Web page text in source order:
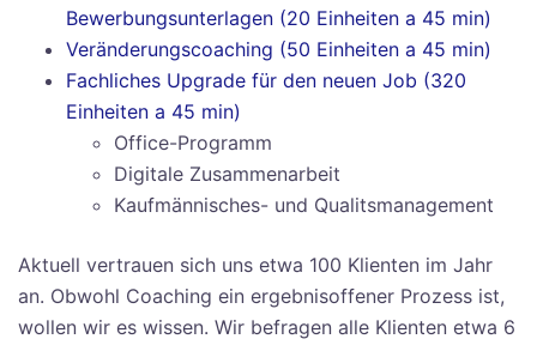
Bewerbungsunterlagen (20 Einheiten a 45 min)
Veränderungscoaching (50 Einheiten a 45 min)
Fachliches Upgrade für den neuen Job (320
Einheiten a 45 min)
Office-Programm
Digitale Zusammenarbeit
Kaufmännisches- und Qualitsmanagement
Aktuell vertrauen sich uns etwa 100 Klienten im Jahr
an. Obwohl Coaching ein ergebnisoffener Prozess ist,
wollen wir es wissen. Wir befragen alle Klienten etwa 6